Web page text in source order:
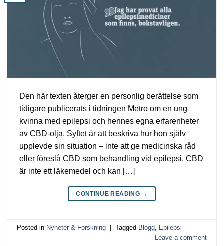
Den här texten återger en personlig berättelse som
tidigare publicerats i tidningen Metro om en ung
kvinna med epilepsi och hennes egna erfarenheter
av CBD-olja. Syftet är att beskriva hur hon själv
upplevde sin situation – inte att ge medicinska råd
eller föreslå CBD som behandling vid epilepsi. CBD
är inte ett läkemedel och kan […]
CONTINUE READING →
Posted in Nyheter & Forskning Tagged Blogg, Epilepsi
Leave a comment